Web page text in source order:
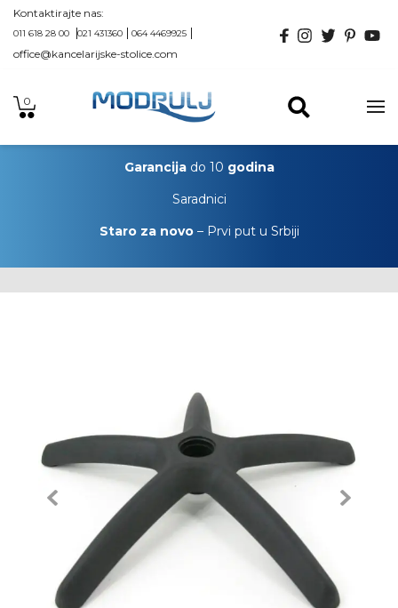
Kontaktirajte nas:
011 618 28 00 021 431360 064 4469925
office@kancelarijske-stolice.com
0
Garancijado 10 godina
Saradnici
Staro za novo– Prvi put u Srbiji
Previous Next